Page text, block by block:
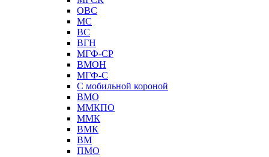
ОВС
МС
ВС
ВГН
МГФ-СР
ВМОН
МГФ-С
С мобильной короной
ВМО
ММКПО
ММК
ВМК
ВМ
ПМО